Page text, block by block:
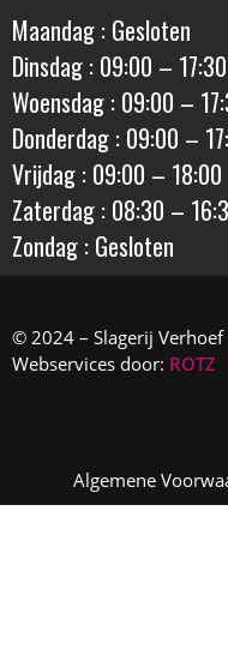
Maandag : Gesloten
Dinsdag : 09:00 – 17:30
Woensdag : 09:00 –
Donderdag : 09:00 –
Vrijdag : 09:00 – 18:00
Zaterdag : 08:30 –
Zondag : Gesloten
© 2024 – Slagerij
Webservices door: ROTZ
Algemene